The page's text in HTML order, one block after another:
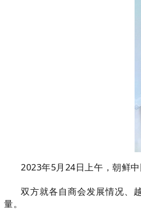
2023年5月24日上午，朝鲜
双方就各自商会发展情况、
量。